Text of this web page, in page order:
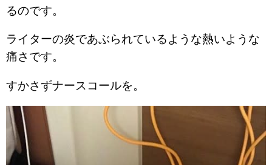
るのです。
ライターの炎であぶられているような熱いような
痛さです。
すかさずナースコールを。